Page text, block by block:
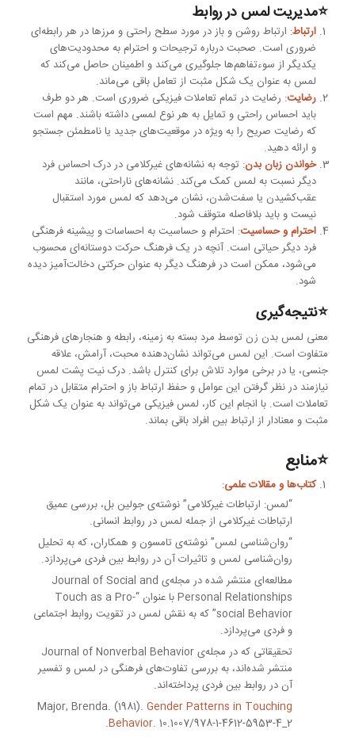
⭐مدیریت لمس در روابط
ارتباط: ارتباط روشن و باز در مورد سطح راحتی و مرزها در هر رابطه‌ای
ضروری است. صحبت درباره ترجیحات و احترام به محدودیت‌های
یکدیگر از سوءتفاهم‌ها جلوگیری می‌کند و اطمینان حاصل می‌کند که
لمس به عنوان یک شکل مثبت از تعامل باقی می‌ماند.
رضایت: رضایت در تمام تعاملات فیزیکی ضروری است. هر دو طرف
باید احساس راحتی و تمایل به هر نوع لمسی داشته باشند. مهم است
که رضایت صریح را به ویژه در موقعیت‌های جدید یا نامطمئن جستجو
و ارائه دهید.
خواندن زبان بدن: توجه به نشانه‌های غیرکلامی در درک احساس فرد
دیگر نسبت به لمس کمک می‌کند. نشانه‌های ناراحتی، مانند
عقب‌کشیدن یا سفت‌شدن، نشان می‌دهد که لمس مورد استقبال
نیست و باید بلافاصله متوقف شود.
احترام و حساسیت: احترام و حساسیت به احساسات و پیشینه فرهنگی
فرد دیگر حیاتی است. آنچه در یک فرهنگ حرکت دوستانه‌ای محسوب
می‌شود، ممکن است در فرهنگ دیگر به عنوان حرکتی دخالت‌آمیز دیده
شود.
⭐نتیجه‌گیری
معنی لمس بدن زن توسط مرد بسته به زمینه، رابطه و هنجارهای فرهنگی
متفاوت است. این لمس می‌تواند نشان‌دهنده محبت، آرامش، علاقه
جنسی، یا در برخی موارد تلاش برای کنترل باشد. درک نیت پشت لمس
نیازمند در نظر گرفتن این عوامل و حفظ ارتباط باز و احترام متقابل در تمام
تعاملات است. با انجام این کار، لمس فیزیکی می‌تواند به عنوان یک شکل
مثبت و معنادار از ارتباط بین افراد باقی بماند.
⭐منابع
کتاب‌ها و مقالات علمی:
“لمس: ارتباطات غیرکلامی” نوشته‌ی جولین بل، بررسی عمیق
ارتباطات غیرکلامی از جمله لمس در روابط انسانی.
“روان‌شناسی لمس” نوشته‌ی تامسون و همکاران، که به تحلیل
روان‌شناسی لمس و تاثیرات آن در روابط بین فردی می‌پردازد.
مطالعه‌ای منتشر شده در مجله‌ی Journal of Social and
Personal Relationships با عنوان “Touch as a Pro-
social Behavior” که به نقش لمس در تقویت روابط اجتماعی
و فردی می‌پردازد.
تحقیقاتی که در مجله‌ی Journal of Nonverbal Behavior
منتشر شده‌اند، به بررسی تفاوت‌های فرهنگی در لمس و تفسیر
آن در روابط بین فردی پرداخته‌اند.
Major, Brenda. (1981).Gender Patterns in Touching
Behavior. 10.1007/978-1-4612-5953-4_2.